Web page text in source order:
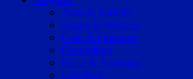
Auto & Verkehr
Bauen & Wohnen
Geld & Finanzen
Gesundheit
Reise & Erholung
Life-Style